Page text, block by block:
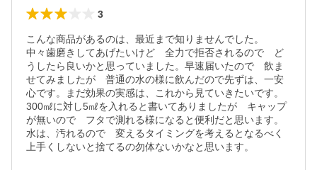
3
こんな商品があるのは、最近まで知りませんでした。
中々歯磨きしてあげたいけど　全力で拒否されるので　ど
うしたら良いかと思っていました。早速届いたので　飲ま
せてみましたが　普通の水の様に飲んだので先ずは、一安
心です。まだ効果の実感は、これから見ていきたいです。
300㎖に対し5㎖を入れると書いてありましたが　キャップ
が無いので　フタで測れる様になると便利だと思います。
水は、汚れるので　変えるタイミングを考えるとなるべく
上手くしないと捨てるの勿体ないかなと思います。